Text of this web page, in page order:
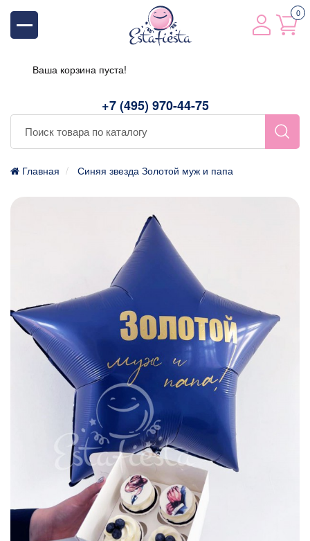
+7 (495) 970-44-75
0
Ваша корзина пуста!
Главная Синяя звезда Золотой муж и папа